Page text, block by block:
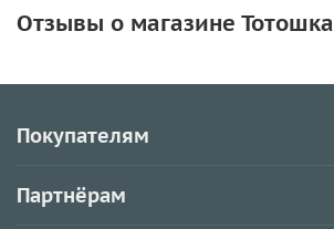
Отзывы о магазине Тотошка
Покупателям
Партнёрам